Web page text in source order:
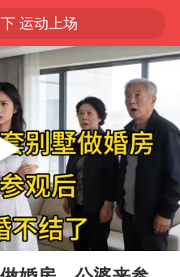
运动上场
泰交通部副部长回应中国人遭歧视手势
“青海拉面”店
泸溪河：桃酥吃出金属牙冠视频不实
1岁宝宝碰坏纸巾盒 宝妈被索赔924元
婚8年3个女儿均非亲生
小时开着更省电”不实
21:34